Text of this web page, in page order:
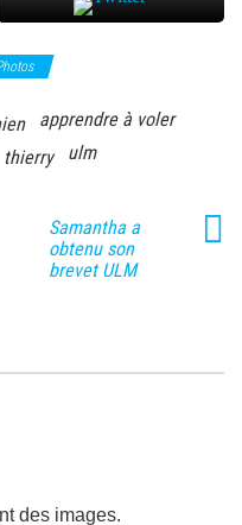
apprendre à voler
thierry ulm
Samantha a
obtenu son
brevet ULM
des images.